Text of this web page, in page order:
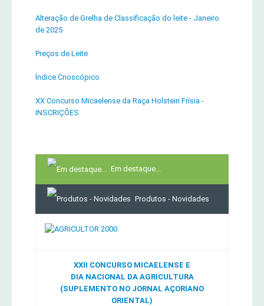
Alteração de Grelha de Classificação do leite - Janeiro
de 2025
Preços de Leite
Índice Crioscópico
XX Concurso Micaelense da Raça Holstein Frísia -
INSCRIÇÕES
Em destaque...
Produtos - Novidades
XXII CONCURSO MICAELENSE E
DIA NACIONAL DA AGRICULTURA
(SUPLEMENTO NO JORNAL AÇORIANO
ORIENTAL)